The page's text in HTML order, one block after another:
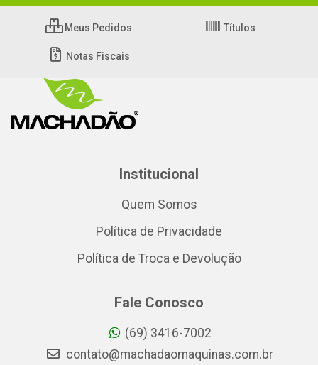
Meus Pedidos Títulos
Notas Fiscais
Institucional
Quem Somos
Política de Privacidade
Política de Troca e Devolução
Fale Conosco
(69) 3416-7002
contato@machadaomaquinas.com.br